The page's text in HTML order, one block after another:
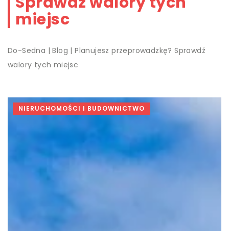
miejsc
Do-Sedna |Blog |Planujesz przeprowadzkę? Sprawdź
walory tych miejsc
NIERUCHOMOŚCI I BUDOWNICTWO